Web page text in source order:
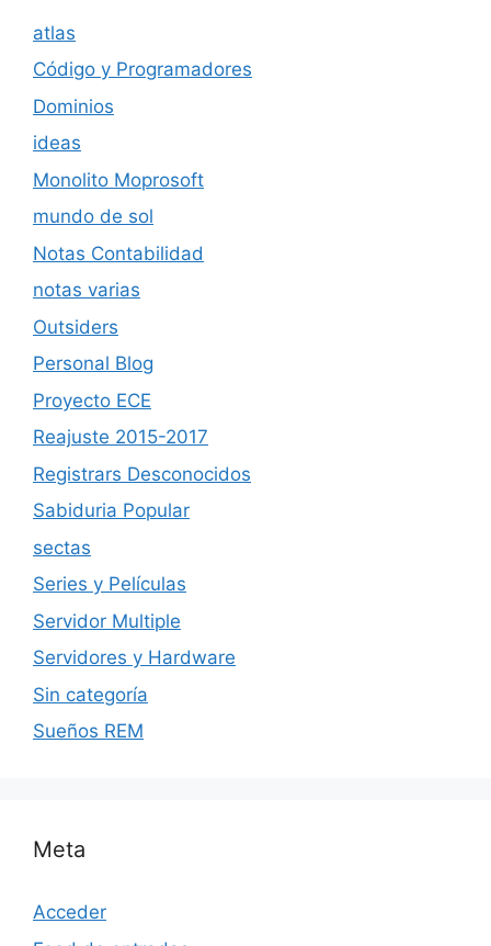
atlas
Código y Programadores
Dominios
ideas
Monolito Moprosoft
mundo de sol
Notas Contabilidad
notas varias
Outsiders
Personal Blog
Proyecto ECE
Reajuste 2015-2017
Registrars Desconocidos
Sabiduria Popular
sectas
Series y Películas
Servidor Multiple
Servidores y Hardware
Sin categoría
Sueños REM
Meta
Acceder